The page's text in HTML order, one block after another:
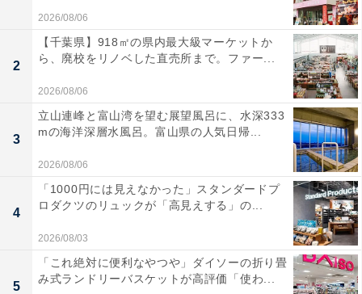
2026/08/06
2
【千葉県】918㎡の県内最大級マーケットか
ら、廃校をリノベした直売所まで。ファー...
2026/08/06
3
立山連峰と富山湾を望む展望風呂に、水深333
mの海洋深層水風呂。富山県の人気日帰...
2026/08/06
4
「1000円には見えなかった」スタンダードプ
ロダクツのリュックが「高見えする」の...
2026/08/03
5
「これ絶対に便利なやつや」ダイソーの折り畳
み式ランドリーバスケットが高評価「使わ...